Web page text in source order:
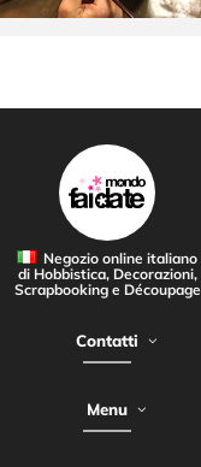
Negozio online italiano
di Hobbistica, Decorazioni,
Scrapbooking e Découpage
Contatti
Menu